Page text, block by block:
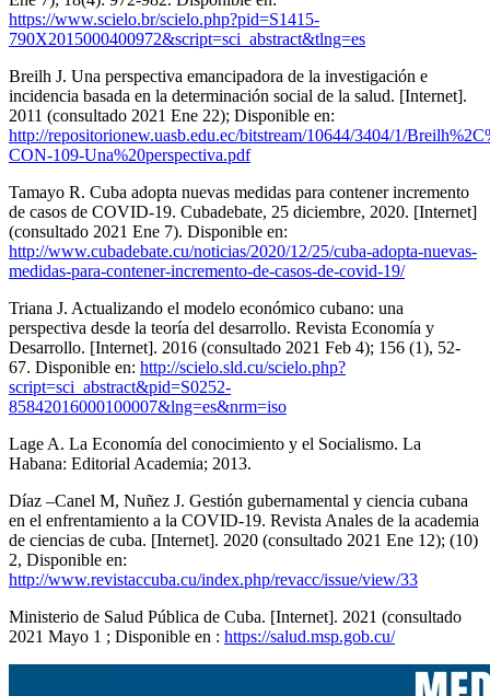
https://www.scielo.br/scielo.php?pid=S1415-
790X2015000400972&script=sci_abstract&tlng=es
Breilh J. Una perspectiva emancipadora de la investigación e
incidencia basada en la determinación social de la salud. [Internet].
2011 (consultado 2021 Ene 22); Disponible en:
http://repositorionew.uasb.edu.ec/bitstream/10644/3404/1/
CON-109-Una%20perspectiva.pdf
Tamayo R. Cuba adopta nuevas medidas para contener incremento
de casos de COVID-19. Cubadebate, 25 diciembre, 2020. [Internet]
(consultado 2021 Ene 7). Disponible en:
http://www.cubadebate.cu/noticias/2020/12/25/cuba-adopta-nuevas-
medidas-para-contener-incremento-de-casos-de-covid-19/
Triana J. Actualizando el modelo económico cubano: una
perspectiva desde la teoría del desarrollo. Revista Economía y
Desarrollo. [Internet]. 2016 (consultado 2021 Feb 4); 156 (1), 52-
67. Disponible en: http://scielo.sld.cu/scielo.php?
script=sci_abstract&pid=S0252-
85842016000100007&lng=es&nrm=iso
Lage A. La Economía del conocimiento y el Socialismo. La
Habana: Editorial Academia; 2013.
Díaz –Canel M, Nuñez J. Gestión gubernamental y ciencia cubana
en el enfrentamiento a la COVID-19. Revista Anales de la academia
de ciencias de cuba. [Internet]. 2020 (consultado 2021 Ene 12); (10)
2, Disponible en:
http://www.revistaccuba.cu/index.php/revacc/issue/view/33
Ministerio de Salud Pública de Cuba. [Internet]. 2021 (consultado
2021 Mayo 1 ; Disponible en : https://salud.msp.gob.cu/